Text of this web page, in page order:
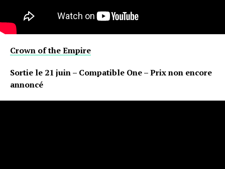
Crown of the Empire
Sortie le 21 juin – Compatible One – Prix non encore
annoncé